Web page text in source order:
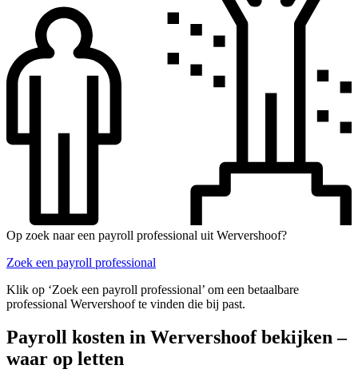
Op zoek naar een payroll professional uit Wervershoof?
Zoek een payroll professional
Klik op ‘Zoek een payroll professional’ om een betaalbare
professional Wervershoof te vinden die bij past.
Payroll kosten in Wervershoof bekijken –
waar op letten